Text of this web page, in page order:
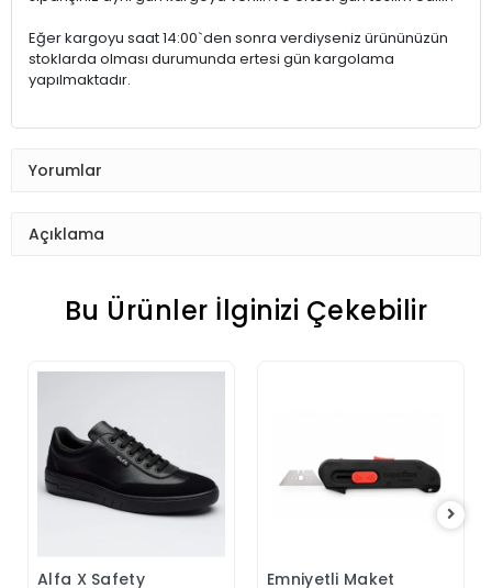
Eğer kargoyu saat 14:00`den sonra verdiyseniz ürününüzün
stoklarda olması durumunda ertesi gün kargolama
yapılmaktadır.
Yorumlar
Açıklama
Bu Ürünler İlginizi Çekebilir
Alfa X Safety
Emniyetli Maket